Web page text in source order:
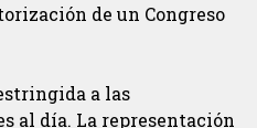
de un Congreso
a las
al día. La representación